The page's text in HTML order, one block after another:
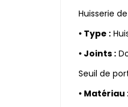
Huisserie
• Type :
• Joints :
Seuil de
• Matériau